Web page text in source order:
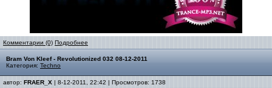
Комментарии (0) Подробнее
Bram Von Kleef - Revolutionized 032 08-12-2011
Категория: Techno
автор: FRAER_X | 8-12-2011, 22:42 | Просмотров: 1738